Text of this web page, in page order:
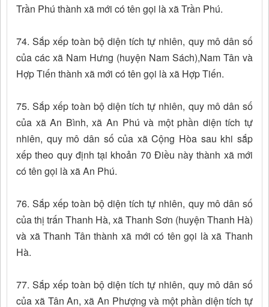
Trần Phú thành xã mới có tên gọi là xã Trần Phú.
74. Sắp xếp toàn bộ diện tích tự nhiên, quy mô dân số
của các xã Nam Hưng (huyện Nam Sách),Nam Tân và
Hợp Tiến thành xã mới có tên gọi là xã Hợp Tiến.
75. Sắp xếp toàn bộ diện tích tự nhiên, quy mô dân số
của xã An Bình, xã An Phú và một phần diện tích tự
nhiên, quy mô dân số của xã Cộng Hòa sau khi sắp
xếp theo quy định tại khoản 70 Điều này thành xã mới
có tên gọi là xã An Phú.
76. Sắp xếp toàn bộ diện tích tự nhiên, quy mô dân số
của thị trấn Thanh Hà, xã Thanh Sơn (huyện Thanh Hà)
và xã Thanh Tân thành xã mới có tên gọi là xã Thanh
Hà.
77. Sắp xếp toàn bộ diện tích tự nhiên, quy mô dân số
của xã Tân An, xã An Phượng và một phần diện tích tự